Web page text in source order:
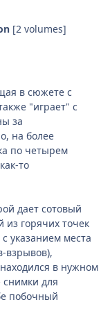
[2 volumes]
в сюжете с
"играет" с
за
на более
по четырем
то
дает сотовый
из горячих точек
указанием места
взрывов),
в нужном
снимки для
побочный